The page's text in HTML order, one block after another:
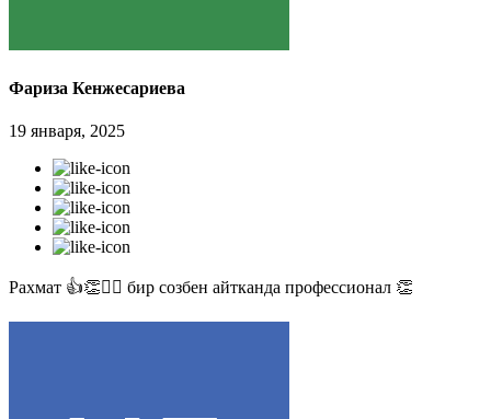
Фариза Кенжесариева
19 января, 2025
Рахмат 👍👏✊🏻 бир созбен айтканда профессионал 👏